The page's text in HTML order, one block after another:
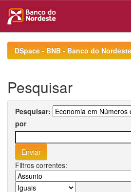
navigationDSpace - BNB - Banco do
Pesquisar
Pesquisar:
por
Filtros correntes: